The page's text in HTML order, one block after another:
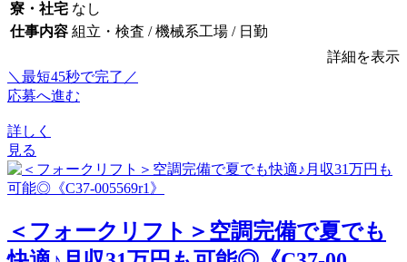
寮・社宅 なし
仕事内容 組立・検査 / 機械系工場 / 日勤
詳細を表示
＼最短45秒で完了／
応募へ進む
詳しく
見る
＜フォークリフト＞空調完備で夏でも